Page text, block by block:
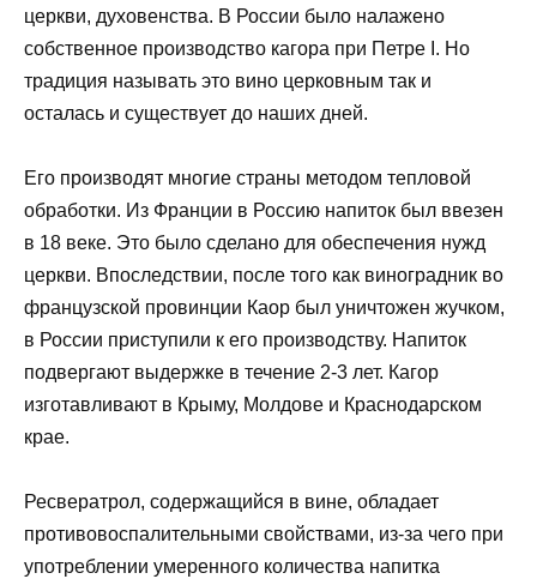
церкви, духовенства. В России было налажено
собственное производство кагора при Петре I. Но
традиция называть это вино церковным так и
осталась и существует до наших дней.
Его производят многие страны методом тепловой
обработки. Из Франции в Россию напиток был ввезен
в 18 веке. Это было сделано для обеспечения нужд
церкви. Впоследствии, после того как виноградник во
французской провинции Каор был уничтожен жучком,
в России приступили к его производству. Напиток
подвергают выдержке в течение 2-3 лет. Кагор
изготавливают в Крыму, Молдове и Краснодарском
крае.
Ресвератрол, содержащийся в вине, обладает
противовоспалительными свойствами, из-за чего при
употреблении умеренного количества напитка